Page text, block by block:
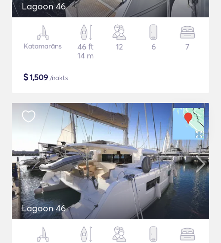
Lagoon 46
Katamarāns
46 ft
14 m
12 6 7
$1,509 /nakts
Lagoon 46